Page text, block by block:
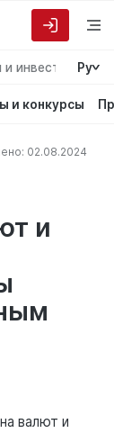
и инвесторам
Ру
и конкурсы
02.08.2024
и
валют и